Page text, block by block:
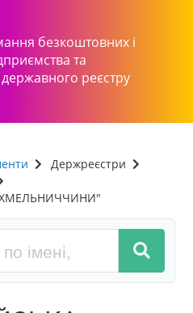
безкоштовних і
та
державного реєстру
Держреєстри
ХМЕЛЬНИЧЧИНИ"